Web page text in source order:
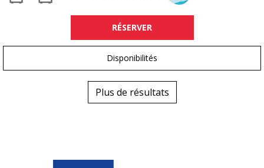
RÉSERVER
Disponibilités
Plus de résultats